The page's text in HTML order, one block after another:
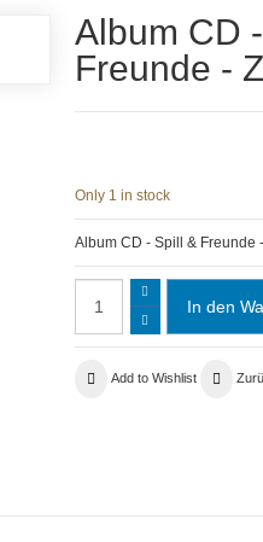
Album CD
Freunde -
Only 1 in stock
Album CD - Spill & Freunde
Add to Wishlist